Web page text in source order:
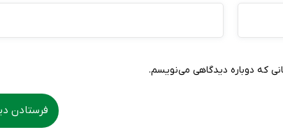
که دوباره دیدگاهی می‌نویسم.